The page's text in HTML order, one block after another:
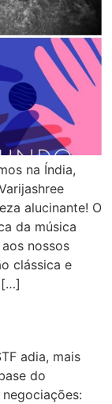
na Índia,
alucinante! O
da música
nossos
clássica e
[…]
adia, mais
do